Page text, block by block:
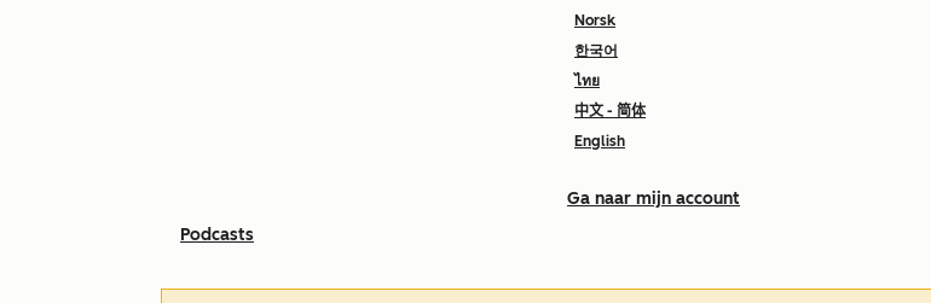
Norsk
한국어
ไทย
中文 - 简体
English
Ga naar mijn account
Podcasts